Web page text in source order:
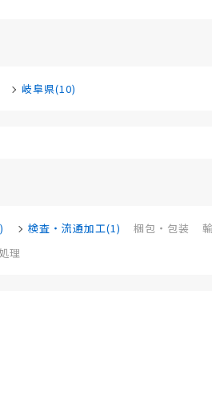
岐阜県(10)
検査・流通加工(1) 梱包・包装
理